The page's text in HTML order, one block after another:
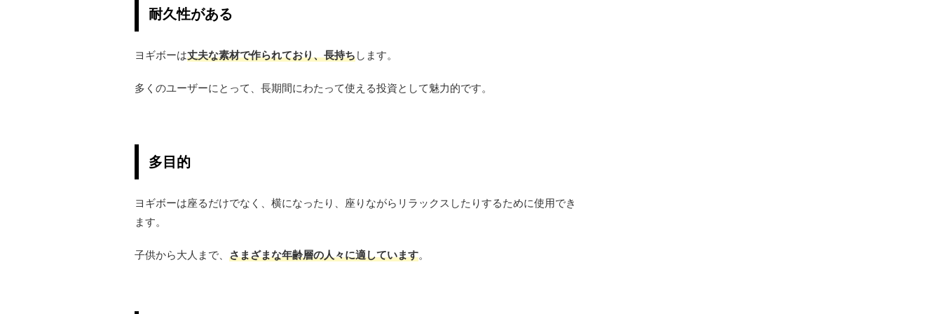
耐久性がある
ヨギボーは丈夫な素材で作られており、長持ちします。
多くのユーザーにとって、長期間にわたって使える投資として魅力的です。
多目的
ヨギボーは座るだけでなく、横になったり、座りながらリラックスしたりするために使用でき
ます。
子供から大人まで、 さまざまな年齢層の人々に適しています。